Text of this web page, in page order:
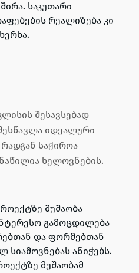
საკუთარი
რეალიზება კი
შესავსებად
იდეალური
საჭიროა
ხელოვნების.
მუშაობა
გამოცდილება
და ფორმებთან
სიამოვნებას ანიჭებს.
მუშაობამ